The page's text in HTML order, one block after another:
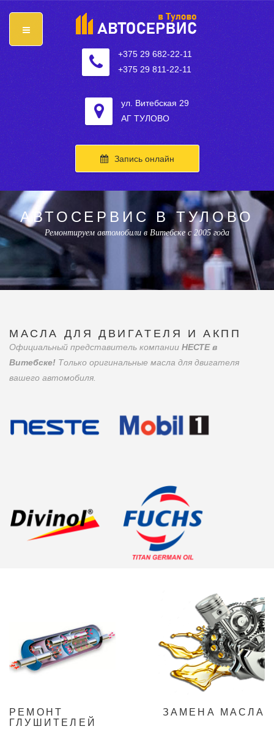
+375 29 682-22-11
+375 29 811-22-11
ул. Витебская 29
АГ ТУЛОВО
Запись онлайн
АВТОСЕРВИС В ТУЛОВО
Ремонтируем автомобили в Витебске с 2005 года
МАСЛА ДЛЯ ДВИГАТЕЛЯ И АКПП
Официальный представитель компании НЕСТЕ в
Витебске! Только оригинальные масла для двигателя
вашего автомобиля.
РЕМОНТ
ГЛУШИТЕЛЕЙ
ЗАМЕНА МАСЛА